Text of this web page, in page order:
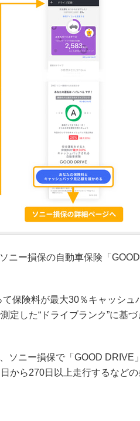
ー損保の自動車保険「GOOD
保険料が最大30％キャッシュ
定した“ドライブランク”に基づ
ソニー損保で「GOOD DRIVE
から270日以上走行するなどの